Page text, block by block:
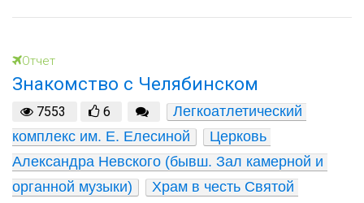
Отчет
Знакомство с Челябинском
7553 6
Легкоатлетический
комплекс им. Е. Елесиной
Церковь
Александра Невского (бывш. Зал камерной и
органной музыки)
Храм в честь Святой